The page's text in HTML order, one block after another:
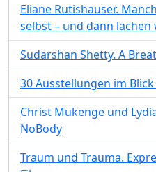
Eliane Rutishauser.
selbst – und dann lachen
Sudarshan Shetty. A
30 Ausstellungen im Blick
Christ Mukenge und
NoBody
Traum und Trauma.